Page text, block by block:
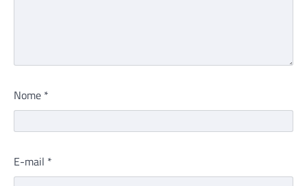
Nome *
E-mail *